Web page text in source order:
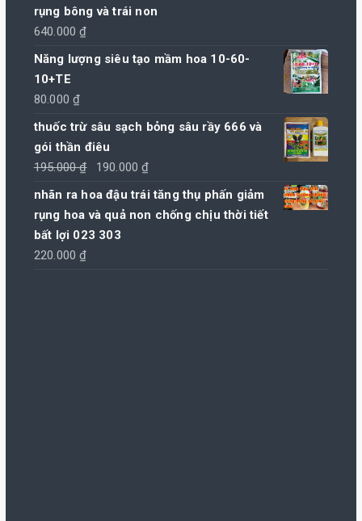
rụng bông và trái non
640.000₫
Năng lượng siêu tạo mầm hoa 10-60-
10+TE
80.000₫
thuốc trừ sâu sạch bỏng sâu rầy 666 và
gói thần điêu
195.000₫
Giá
gốc
là:
195.000 ₫.
190.000₫
hiện
tại
nhãn ra hoa đậu trái tăng thụ phấn giảm
rụng hoa và quả non chống chịu thời tiết
bất lợi 023 303
220.000₫